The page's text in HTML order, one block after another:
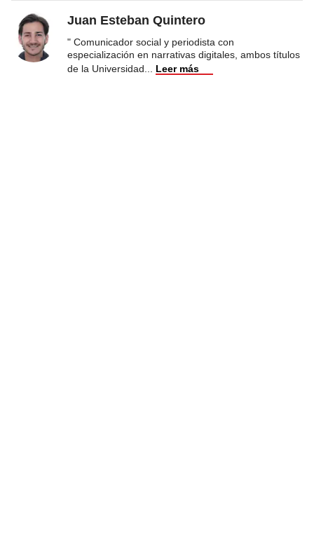
Juan Esteban Quintero
" Comunicador social y periodista con
especialización en narrativas digitales, ambos títulos
de la Universidad
Leer más